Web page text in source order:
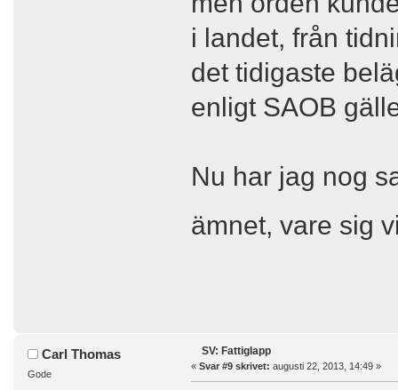
i landet, från
det tidigaste
enligt SAOB
Nu har jag nog
ämnet, vare sig
Carl Thomas
Gode
SV: Fattiglapp
« Svar #9 skrivet: augusti 22, 2013, 14:49 »